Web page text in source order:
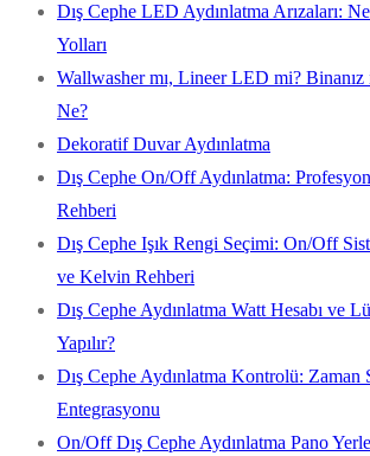
Dış Cephe LED Aydınlatma Arızaları:
Yolları
Wallwasher mı, Lineer LED mi?
Ne?
Dekoratif Duvar Aydınlatma
Dış Cephe On/Off Aydınlatma:
Rehberi
Dış Cephe Işık Rengi Seçimi: On/Off
ve Kelvin Rehberi
Dış Cephe Aydınlatma Watt Hesabı ve
Yapılır?
Dış Cephe Aydınlatma Kontrolü: Zaman
Entegrasyonu
On/Off Dış Cephe Aydınlatma Pano